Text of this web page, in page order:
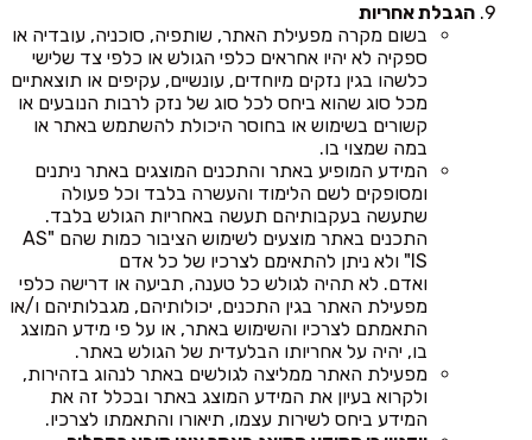
הגבלת אחריות
בשום מקרה מפעילת האתר, שותפיה, סוכניה, עובדיה או
ספקיה לא יהיו אחראים כלפי הגולש או כלפי צד שלישי
כלשהו בגין נזקים מיוחדים, עונשיים, עקיפים או תוצאתיים
מכל סוג שהוא ביחס לכל סוג של נזק לרבות הנובעים או
קשורים בשימוש או בחוסר היכולת להשתמש באתר או
במה שמצוי בו.
המידע המופיע באתר והתכנים המוצגים באתר ניתנים
ומסופקים לשם הלימוד והעשרה בלבד וכל פעולה
שתעשה בעקבותיהם תעשה באחריות הגולש בלבד.
התכנים באתר מוצעים לשימוש הציבור כמות שהם "AS
IS" ולא ניתן להתאימם לצרכיו של כל אדם
ואדם. לא תהיה לגולש כל טענה, תביעה או דרישה כלפי
מפעילת האתר בגין התכנים, יכולותיהם, מגבלותיהם ו/או
התאמתם לצרכיו והשימוש באתר, או על פי מידע המוצג
בו, יהיה על אחריותו הבלעדית של הגולש באתר.
מפעילת האתר ממליצה לגולשים באתר לנהוג בזהירות,
ולקרוא בעיון את המידע המוצג באתר ובכלל זה את
המידע ביחס לשירות עצמו, תיאורו והתאמתו לצרכיו.